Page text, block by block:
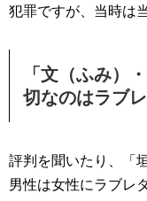
犯罪ですが、当時は
「文（ふみ）
切なのはラブ
評判を聞いたり、「
男性は女性にラブレ